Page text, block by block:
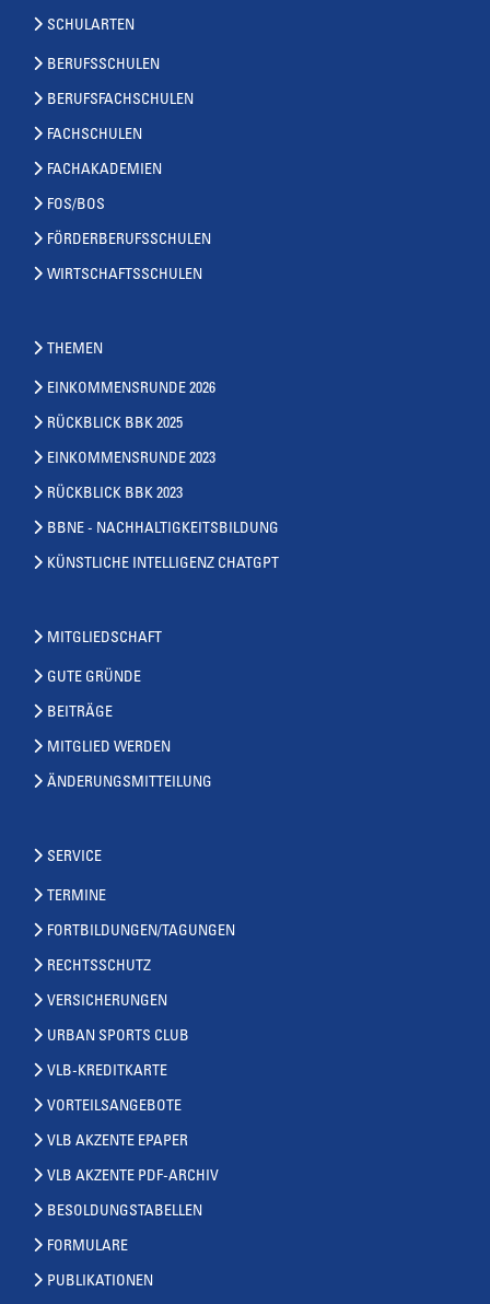
SCHULARTEN
BERUFSSCHULEN
BERUFSFACHSCHULEN
FACHSCHULEN
FACHAKADEMIEN
FOS/BOS
FÖRDERBERUFSSCHULEN
WIRTSCHAFTSSCHULEN
THEMEN
EINKOMMENSRUNDE 2026
RÜCKBLICK BBK 2025
EINKOMMENSRUNDE 2023
RÜCKBLICK BBK 2023
BBNE - NACHHALTIGKEITSBILDUNG
KÜNSTLICHE INTELLIGENZ CHATGPT
MITGLIEDSCHAFT
GUTE GRÜNDE
BEITRÄGE
MITGLIED WERDEN
ÄNDERUNGSMITTEILUNG
SERVICE
TERMINE
FORTBILDUNGEN/TAGUNGEN
RECHTSSCHUTZ
VERSICHERUNGEN
URBAN SPORTS CLUB
VLB-KREDITKARTE
VORTEILSANGEBOTE
VLB AKZENTE EPAPER
VLB AKZENTE PDF-ARCHIV
BESOLDUNGSTABELLEN
FORMULARE
PUBLIKATIONEN